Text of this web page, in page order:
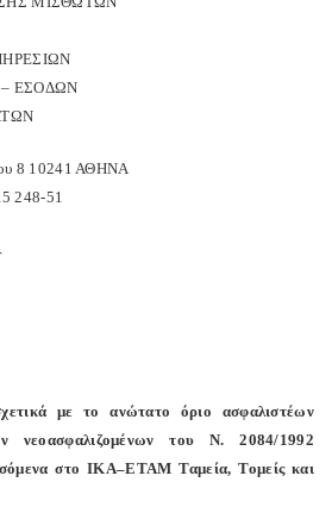
– ΕΣΟΔΩΝ
8 10241ΑΘΗΝΑ
248-51
με το ανώτατο όριο
ασφαλιστέων
νεοασφαλιζομένων του Ν. 2084/1992
στο ΙΚΑ–ΕΤΑΜ Ταμεία,Τομείς και